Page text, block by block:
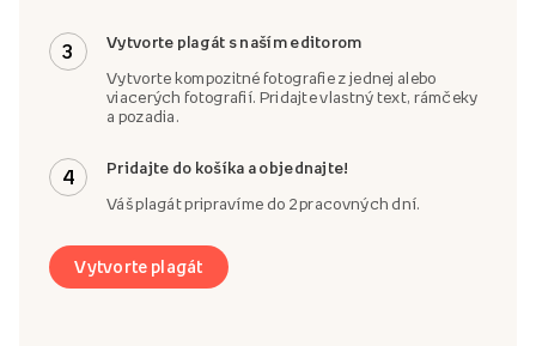
3 Vytvorte plagát s naším editorom
Vytvorte kompozitné fotografie z jednej alebo
viacerých fotografií. Pridajte vlastný text, rámčeky
a pozadia.
4 Pridajte do košíka a objednajte!
Váš plagát pripravíme do 2 pracovných dní.
Vytvorte plagát